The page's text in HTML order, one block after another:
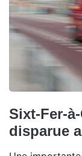
Sixt-Fer-
disparue